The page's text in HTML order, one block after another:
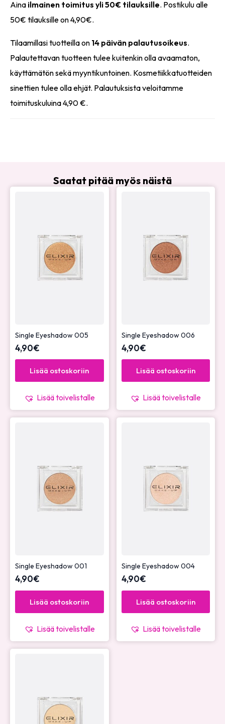
Aina ilmainen toimitus yli 50€ tilauksille. Postikulu alle
50€ tilauksille on 4,90€.
Tilaamillasi tuotteilla on 14 päivän palautusoikeus.
Palautettavan tuotteen tulee kuitenkin olla avaamaton,
käyttämätön sekä myyntikuntoinen. Kosmetiikkatuotteiden
sinettien tulee olla ehjät. Palautuksista veloitamme
toimituskuluina 4,90 €.
Saatat pitää myös näistä
Single Eyeshadow 005
4,90€
Lisää ostoskoriin
Lisää toivelistalle
Single Eyeshadow 006
4,90€
Lisää ostoskoriin
Lisää toivelistalle
Single Eyeshadow 001
4,90€
Lisää ostoskoriin
Lisää toivelistalle
Single Eyeshadow 004
4,90€
Lisää ostoskoriin
Lisää toivelistalle